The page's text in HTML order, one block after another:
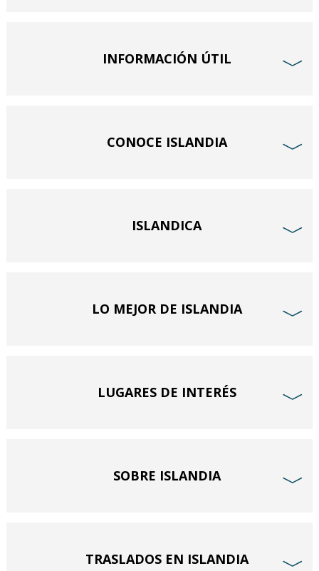
INFORMACIÓN ÚTIL ﹀
CONOCE ISLANDIA ﹀
ISLANDICA ﹀
LO MEJOR DE ISLANDIA ﹀
LUGARES DE INTERÉS ﹀
SOBRE ISLANDIA ﹀
TRASLADOS EN ISLANDIA